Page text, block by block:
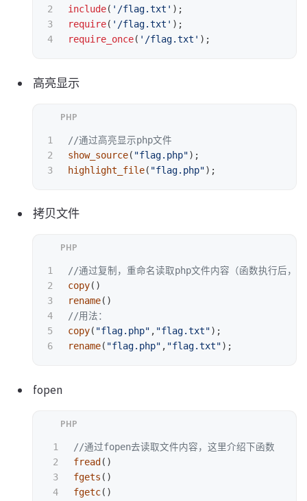
2
3
include( '/flag.txt' );
require( '/flag.txt' );
require_once( '/flag.txt' );
高亮显示
1
2
//通过高亮显示php文件
show_source( "flag.php");
highlight_file( "flag.php");
拷贝文件
1
2
3
4
5
//通过复制，重命名读取php文件内容（函数执行后
copy()
rename()
//用法：
copy( "flag.php" , "flag.txt");
rename( "flag.php" , "flag.txt");
fopen
1
2
3
4
//通过fopen去读取文件内容，这里介绍下函数
fread ()
fgets ()
fgetc()